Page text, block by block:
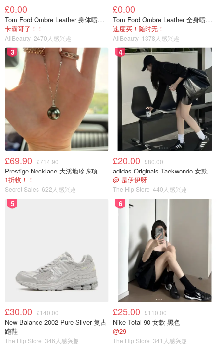
£0.00
Tom Ford Ombre Leather 身体喷雾 150ml
卡霸哥了！！
AllBeauty 2470人感兴趣
£0.00
Tom Ford Ombre Leather 全身喷雾 150ml
速度买！随时无！
AllBeauty 1378人感兴趣
3
£69.90 £714.90
Prestige Necklace 大溪地珍珠项链 10-11mm
1折收！！
Secret Sales 622人感兴趣
4
£20.00 £80.00
adidas Originals Taekwondo 女款黑色运动鞋
@ 是伊伊呀
The Hip Store 440人感兴趣
5
£30.00 £140.00
New Balance 2002 Pure Silver 复古
跑鞋
The Hip Store 346人感兴趣
6
£25.00 £110.00
Nike Total 90 女款 黑色
@29
The Hip Store 341人感兴趣